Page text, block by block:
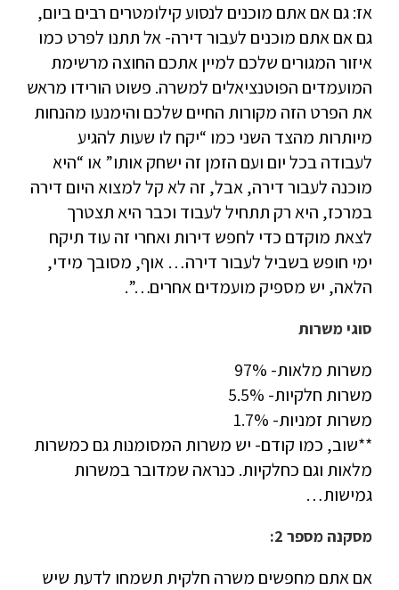
אז: גם אם אתם מוכנים לנסוע קילומטרים רבים ביום,
גם אם אתם מוכנים לעבור דירה- אל תתנו לפרט כמו
איזור המגורים שלכם למיין אתכם החוצה מרשימת
המועמדים הפוטנציאלים למשרה. פשוט הורידו מראש
את הפרט הזה מקורות החיים שלכם והימנעו מהנחות
מיותרות מהצד השני כמו “יקח לו שעות להגיע
לעבודה בכל יום ועם הזמן זה ישחק אותו” או “היא
מוכנה לעבור דירה, אבל, זה לא קל למצוא היום דירה
במרכז, היא רק תתחיל לעבוד וכבר היא תצטרך
לצאת מוקדם כדי לחפש דירות ואחרי זה עוד תיקח
ימי חופש בשביל לעבור דירה… אוף, מסובך מידי,
הלאה, יש מספיק מועמדים אחרים…”.
סוגי משרות
משרות מלאות- 97%
משרות חלקיות- 5.5%
משרות זמניות- 1.7%
**שוב, כמו קודם- יש משרות המסומנות גם כמשרות
מלאות וגם כחלקיות. כנראה שמדובר במשרות
גמישות…
מסקנה מספר 2:
אם אתם מחפשים משרה חלקית תשמחו לדעת שיש